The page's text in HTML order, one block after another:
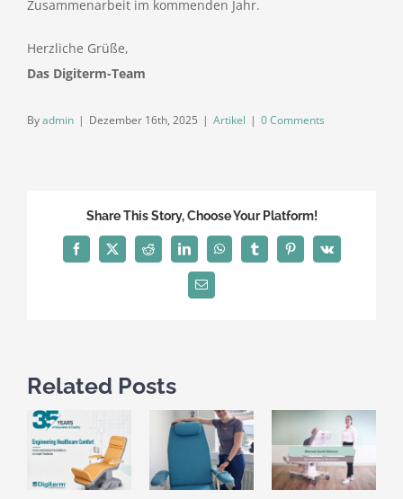
Zusammenarbeit im kommenden Jahr.
Herzliche Grüße,
Das Digiterm-Team
Byadmin | Dezember 16th, 2025 | Artikel | 0 Comments
Share This Story, Choose Your Platform!
Facebook
X Reddit LinkedInWhatsAppTumblrPinterest
Vk
Email
Related Posts